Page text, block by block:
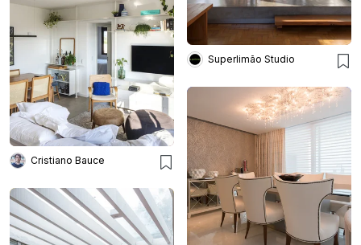
Superlimão Studio
Cristiano Bauce